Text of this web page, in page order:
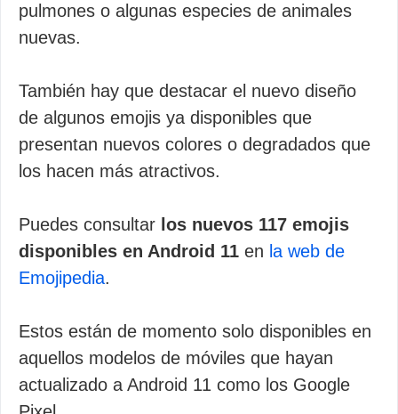
pulmones o algunas especies de animales
nuevas.
También hay que destacar el nuevo diseño
de algunos emojis ya disponibles que
presentan nuevos colores o degradados que
los hacen más atractivos.
Puedes consultar los nuevos 117 emojis
disponibles en Android 11 en la web de
Emojipedia.
Estos están de momento solo disponibles en
aquellos modelos de móviles que hayan
actualizado a Android 11 como los Google